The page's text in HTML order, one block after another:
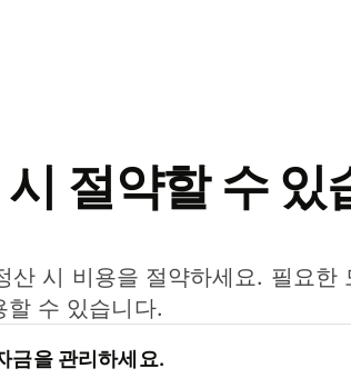
절약할 수 있
시 비용을 절약하세요. 필요한
할 수 있습니다.
금을 관리하세요.